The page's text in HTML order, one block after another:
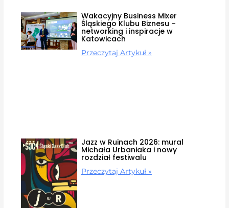
Wakacyjny Business Mixer
Śląskiego Klubu Biznesu –
networking i inspiracje w
Katowicach
Przeczytaj Artykuł »
Jazz w Ruinach 2026: mural
Michała Urbaniaka i nowy
rozdział festiwalu
Przeczytaj Artykuł »